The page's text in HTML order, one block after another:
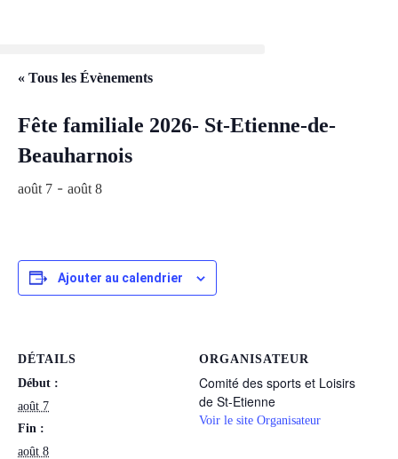
« Tous les Évènements
Fête familiale 2026- St-Etienne-de-
Beauharnois
août 7 - août 8
Ajouter au calendrier
DÉTAILS
Début :
août 7
Fin :
août 8
ORGANISATEUR
Comité des sports et Loisirs
de St-Etienne
Voir le site Organisateur